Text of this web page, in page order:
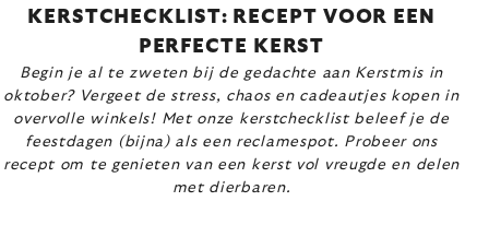
KERSTCHECKLIST: RECEPT VOOR EEN
PERFECTE KERST
Begin je al te zweten bij de gedachte aan Kerstmis in
oktober? Vergeet de stress, chaos en cadeautjes kopen in
overvolle winkels! Met onze kerstchecklist beleef je de
feestdagen (bijna) als een reclamespot. Probeer ons
recept om te genieten van een kerst vol vreugde en delen
met dierbaren.